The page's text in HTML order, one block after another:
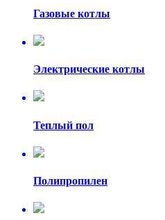
Газовые котлы
Электрические котлы
Теплый пол
Полипропилен